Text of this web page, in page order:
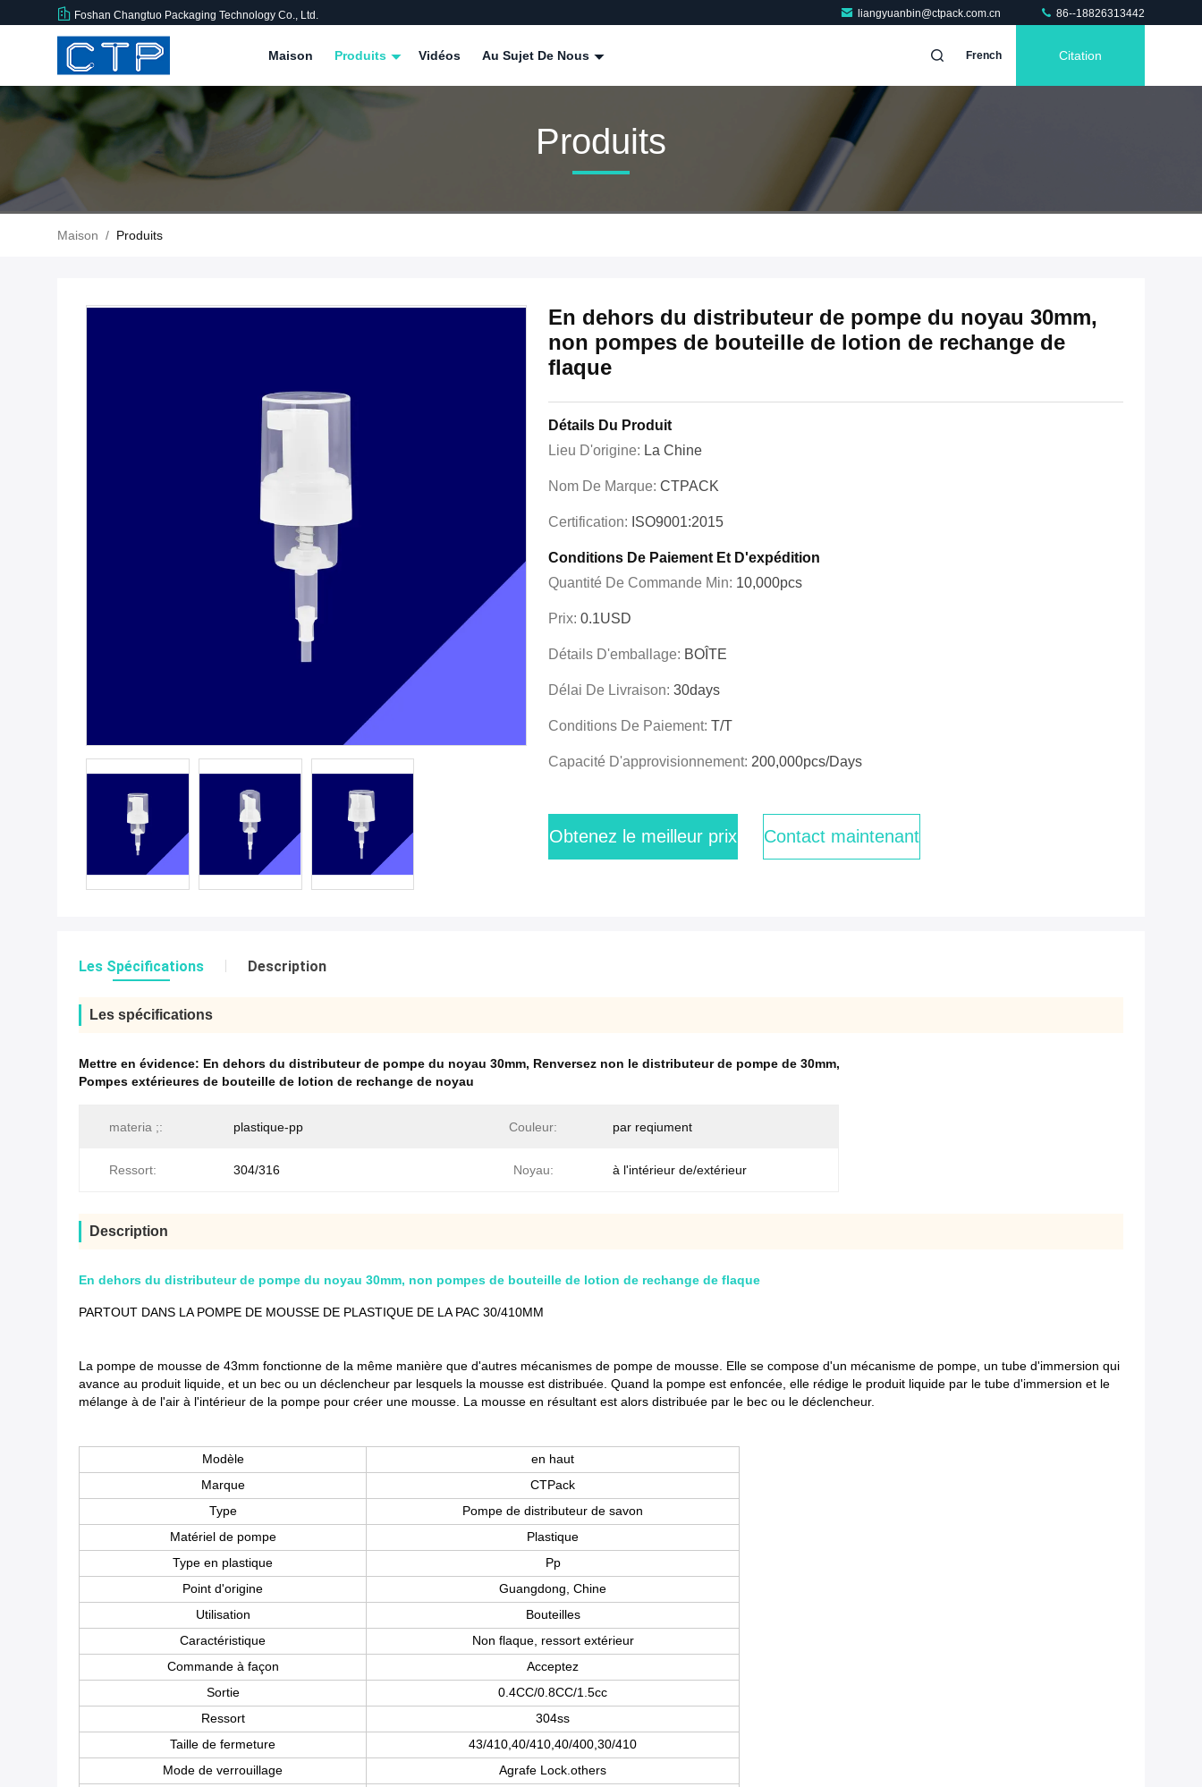
Foshan Changtuo Packaging Technology Co., Ltd. liangyuanbin@ctpack.com.cn 86--18826313442
Maison Produits Vidéos Au Sujet De Nous French Citation
Produits
Maison / Produits
En dehors du distributeur de pompe du noyau 30mm,
non pompes de bouteille de lotion de rechange de
flaque
Détails Du Produit
Lieu D'origine: La Chine
Nom De Marque: CTPACK
Certification: ISO9001:2015
Conditions De Paiement Et D'expédition
Quantité De Commande Min: 10,000pcs
Prix: 0.1USD
Détails D'emballage: BOÎTE
Délai De Livraison: 30days
Conditions De Paiement: T/T
Capacité D'approvisionnement: 200,000pcs/days
Obtenez le meilleur prix Contact maintenant
Les Spécifications Description
Les spécifications
Mettre en évidence: En dehors du distributeur de pompe du noyau 30mm, Renversez non le distributeur de pompe de 30mm,
Pompes extérieures de bouteille de lotion de rechange de noyau
materia ;: plastique-pp Couleur: par reqiument
Ressort: 304/316 Noyau: à l'intérieur de/extérieur
Description
En dehors du distributeur de pompe du noyau 30mm, non pompes de bouteille de lotion de rechange de flaque
PARTOUT DANS LA POMPE DE MOUSSE DE PLASTIQUE DE LA PAC 30/410MM
La pompe de mousse de 43mm fonctionne de la même manière que d'autres mécanismes de pompe de mousse. Elle se compose d'un mécanisme de pompe, un tube d'immersion qui
avance au produit liquide, et un bec ou un déclencheur par lesquels la mousse est distribuée. Quand la pompe est enfoncée, elle rédige le produit liquide par le tube d'immersion et le
mélange à de l'air à l'intérieur de la pompe pour créer une mousse. La mousse en résultant est alors distribuée par le bec ou le déclencheur.
Modèle
en haut
Marque
CTPack
Type
Pompe de distributeur de savon
Matériel de pompe
Plastique
Type en plastique
Pp
Point d'origine
Guangdong, Chine
Utilisation
Bouteilles
Caractéristique
Non flaque, ressort extérieur
Commande à façon
Acceptez
Sortie
0.4CC/0.8CC/1.5cc
Ressort
304ss
Taille de fermeture
43/410,40/410,40/400,30/410
Mode de verrouillage
Agrafe Lock.others